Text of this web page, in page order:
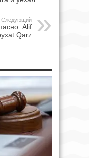
Следующий
Alif
Qarz